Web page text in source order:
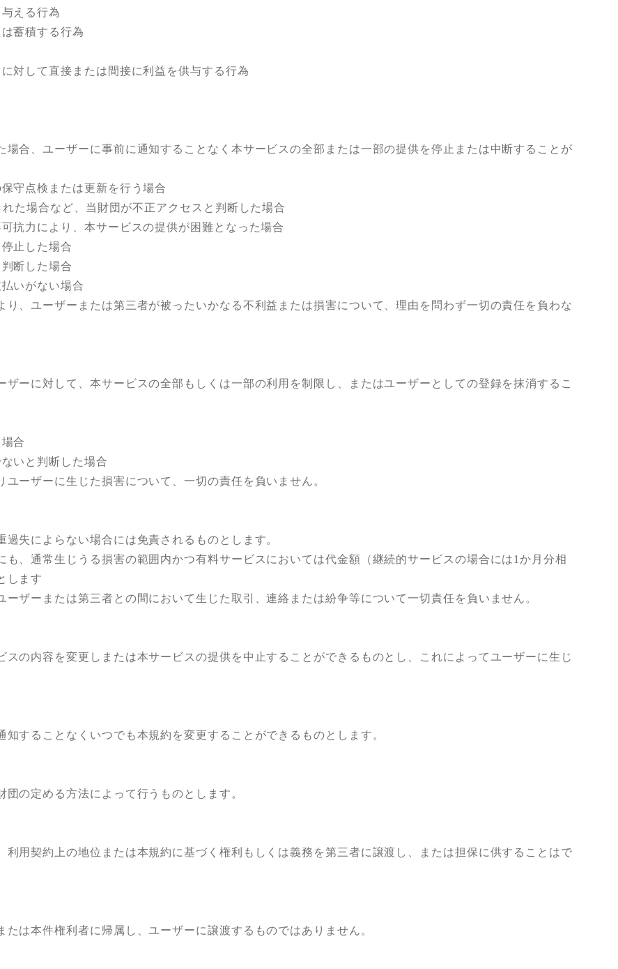
える行為
蓄積する行為
対して直接または間接に利益を供与する行為
合、ユーザーに事前に通知することなく本サービスの全部または一部の提供を停止または中断することが
守点検または更新を行う場合
た場合など、当財団が不正アクセスと判断した場合
抗力により、本サービスの提供が困難となった場合
止した場合
断した場合
いがない場合
、ユーザーまたは第三者が被ったいかなる不利益または損害について、理由を問わず一切の責任を負わな
ーに対して、本サービスの全部もしくは一部の利用を制限し、またはユーザーとしての登録を抹消するこ
合
いと判断した場合
ーザーに生じた損害について、一切の責任を負いません。
失によらない場合には免責されるものとします。
、通常生じうる損害の範囲内かつ有料サービスにおいては代金額（継続的サービスの場合には1か月分相
します
ザーまたは第三者との間において生じた取引、連絡または紛争等について一切責任を負いません。
の内容を変更しまたは本サービスの提供を中止することができるものとし、これによってユーザーに生じ
することなくいつでも本規約を変更することができるものとします。
の定める方法によって行うものとします。
用契約上の地位または本規約に基づく権利もしくは義務を第三者に譲渡し、または担保に供することはで
は本件権利者に帰属し、ユーザーに譲渡するものではありません。